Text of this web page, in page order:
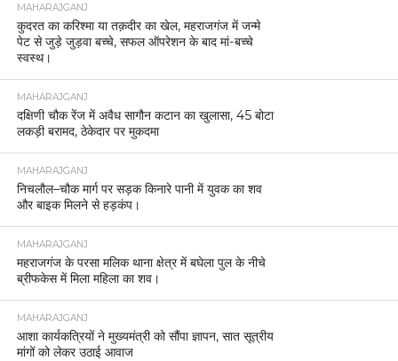
MAHARAJGANJ
कुदरत का करिश्मा या तक़दीर का खेल, महराजगंज में जन्मे
पेट से जुड़े जुड़वा बच्चे, सफल ऑपरेशन के बाद मां-बच्चे
स्वस्थ।
MAHARAJGANJ
दक्षिणी चौक रेंज में अवैध सागौन कटान का खुलासा, 45 बोटा
लकड़ी बरामद, ठेकेदार पर मुकदमा
MAHARAJGANJ
निचलौल–चौक मार्ग पर सड़क किनारे पानी में युवक का शव
और बाइक मिलने से हड़कंप।
MAHARAJGANJ
महराजगंज के परसा मलिक थाना क्षेत्र में बघेला पुल के नीचे
ब्रीफकेस में मिला महिला का शव।
MAHARAJGANJ
आशा कार्यकत्रियों ने मुख्यमंत्री को सौंपा ज्ञापन, सात सूत्रीय
मांगों को लेकर उठाई आवाज